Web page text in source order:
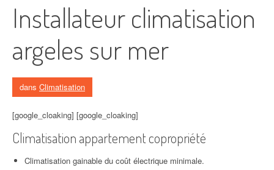
Installateur climatisation
argeles sur mer
dans Climatisation
[google_cloaking] [google_cloaking]
Climatisation appartement copropriété
Climatisation gainable du coût électrique minimale.